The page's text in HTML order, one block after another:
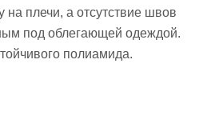
на плечи, а отсутствие швов
под облегающей одеждой.
полиамида.